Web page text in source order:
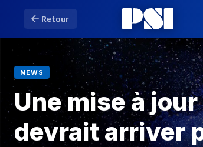
Retour
NEWS
Une mise à
devrait arriver